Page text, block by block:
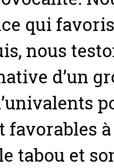
qui
nous
d’un
favorables
tabou et